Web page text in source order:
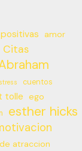
amor
Citas
cuentos
tolle ego
esther hicks
atraccion